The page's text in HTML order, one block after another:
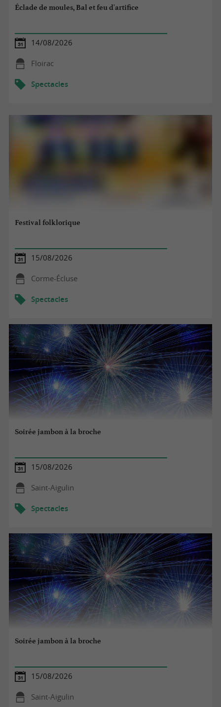
Éclade de moules, Bal et feu d'artifice
14/08/2026
Floirac
Spectacles
Festival folklorique
15/08/2026
Corme-Écluse
Spectacles
Soirée jambon à la broche
15/08/2026
Saint-Aigulin
Spectacles
Soirée jambon à la broche
15/08/2026
Saint-Aigulin